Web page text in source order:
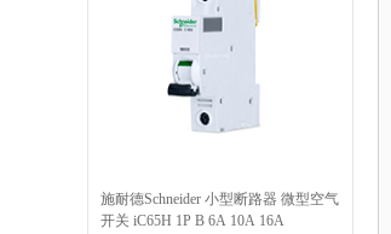
施耐德Schneider 小型断路器 微型空气
开关 iC65H 1P B 6A 10A 16A